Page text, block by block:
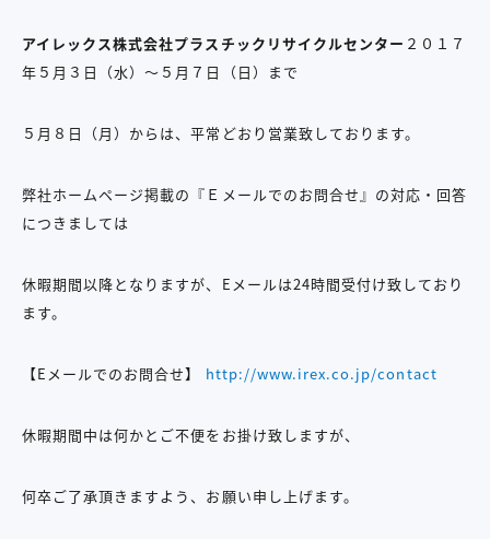
アイレックス株式会社プラスチックリサイクルセンター ２０１７
年５月３日（水）〜５月７日（日）まで
５月８日（月）からは、平常どおり営業致しております。
弊社ホームページ掲載の『Ｅメールでのお問合せ』の対応・回答
につきましては
休暇期間以降となりますが、Eメールは24時間受付け致しており
ます。
【Eメールでのお問合せ】 http://www.irex.co.jp/contact
休暇期間中は何かとご不便をお掛け致しますが、
何卒ご了承頂きますよう、お願い申し上げます。